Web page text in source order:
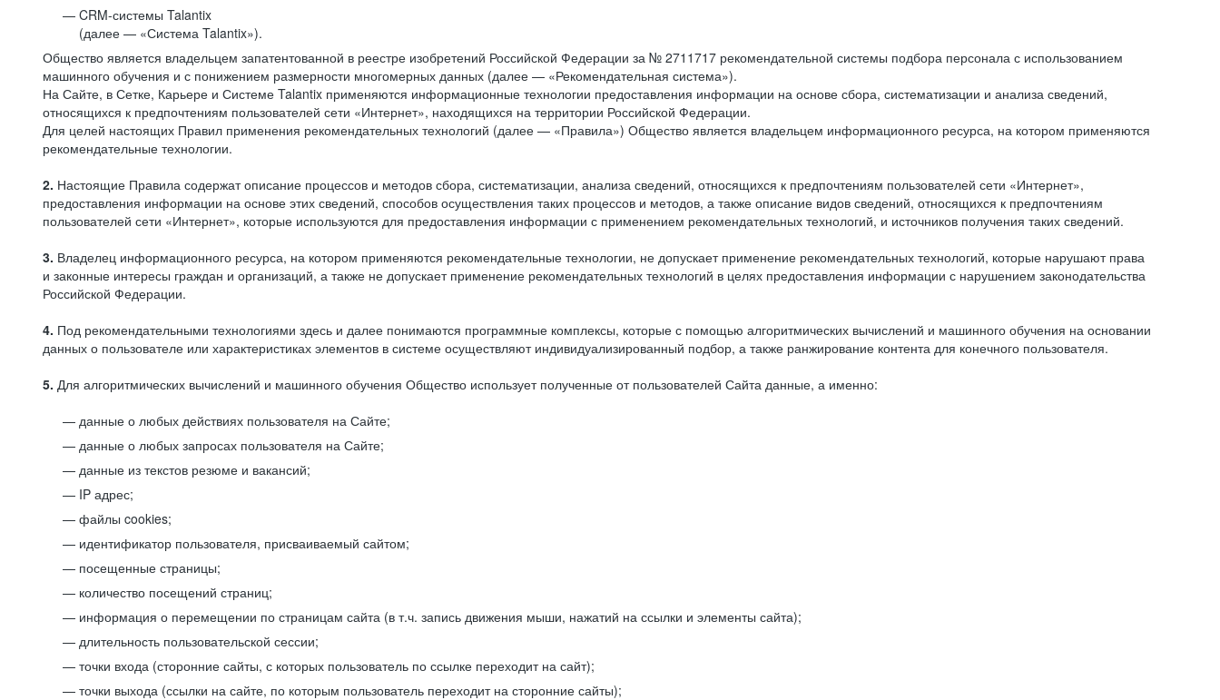
CRM-системы Talantix
(далее — «Система Talantix»).
Общество является владельцем запатентованной в реестре изобретений Российской Федерации за № 2711717 рекомендательной системы подбора персонала с использованием
машинного обучения и с понижением размерности многомерных данных (далее — «Рекомендательная система»).
На Сайте, в Сетке, Карьере и Системе Talantix применяются информационные технологии предоставления информации на основе сбора, систематизации и анализа сведений,
относящихся к предпочтениям пользователей сети «Интернет», находящихся на территории Российской Федерации.
Для целей настоящих Правил применения рекомендательных технологий (далее — «Правила») Общество является владельцем информационного ресурса, на котором применяются
рекомендательные технологии.
2. Настоящие Правила содержат описание процессов и методов сбора, систематизации, анализа сведений, относящихся к предпочтениям пользователей сети «Интернет»,
предоставления информации на основе этих сведений, способов осуществления таких процессов и методов, а также описание видов сведений, относящихся к предпочтениям
пользователей сети «Интернет», которые используются для предоставления информации с применением рекомендательных технологий, и источников получения таких сведений.
3. Владелец информационного ресурса, на котором применяются рекомендательные технологии, не допускает применение рекомендательных технологий, которые нарушают права
и законные интересы граждан и организаций, а также не допускает применение рекомендательных технологий в целях предоставления информации с нарушением законодательства
Российской Федерации.
4. Под рекомендательными технологиями здесь и далее понимаются программные комплексы, которые с помощью алгоритмических вычислений и машинного обучения на основании
данных о пользователе или характеристиках элементов в системе осуществляют индивидуализированный подбор, а также ранжирование контента для конечного пользователя.
5. Для алгоритмических вычислений и машинного обучения Общество использует полученные от пользователей Сайта данные, а именно:
данные о любых действиях пользователя на Сайте;
данные о любых запросах пользователя на Сайте;
данные из текстов резюме и вакансий;
IP адрес;
файлы cookies;
идентификатор пользователя, присваиваемый сайтом;
посещенные страницы;
количество посещений страниц;
информация о перемещении по страницам сайта (в т.ч. запись движения мыши, нажатий на ссылки и элементы сайта);
длительность пользовательской сессии;
точки входа (сторонние сайты, с которых пользователь по ссылке переходит на сайт);
точки выхода (ссылки на сайте, по которым пользователь переходит на сторонние сайты);